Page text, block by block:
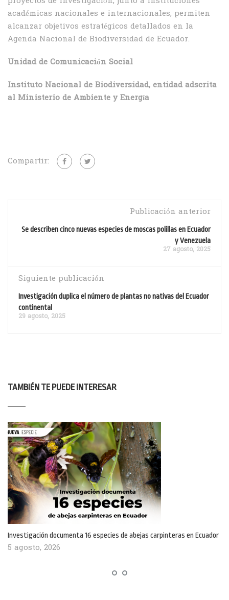
académicas nacionales e internacionales, permiten
alcanzar objetivos estratégicos detallados en la
Agenda Nacional de Biodiversidad de Ecuador.
Unidad de Comunicación Social
Instituto Nacional de Biodiversidad, entidad adscrita
al Ministerio de Ambiente y Energía
Compartir:
Publicación anterior
Se describen cinco nuevas especies de moscas polillas en Ecuador
y Venezuela
27 agosto, 2025
Siguiente publicación
Investigación duplica el número de plantas no nativas del Ecuador
continental
29 agosto, 2025
TAMBIÉN TE PUEDE INTERESAR
Investigación documenta 16 especies de abejas carpinteras en Ecuador
5 agosto, 2026